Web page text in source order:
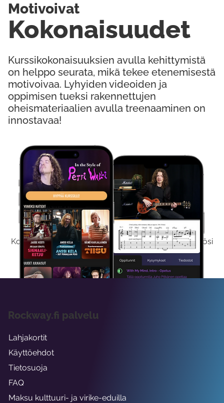
Kokeile Ilmaiseksi
Kokeilemalla ilmaiseksi saat koko sisältömme käyttöösi
viikon ajaksi.
Kurssikokonaisuuksien avulla kehittymistä
on helppo seurata, mikä tekee etenemisestä
motivoivaa. Lyhyiden videoiden ja
oppimisen tueksi rakennettujen
oheismateriaalien avulla treenaaminen on
innostavaa!
Kokonaisuudet
Motivoivat
Rockway.fi palvelu
Lahjakortit
Käyttöehdot
Tietosuoja
FAQ
Maksu kulttuuri- ja virike-eduilla